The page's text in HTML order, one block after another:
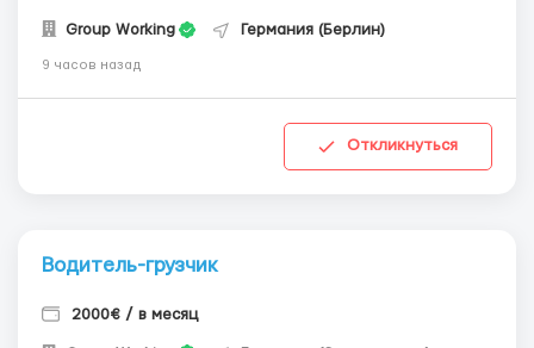
Group Working Германия (Берлин)
9 часов назад
Откликнуться
Водитель-грузчик
2000€ / в месяц